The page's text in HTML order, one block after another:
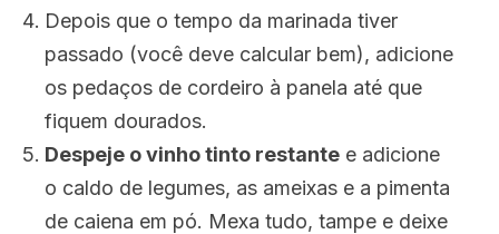
Depois que o tempo da marinada tiver
passado (você deve calcular bem), adicione
os pedaços de cordeiro à panela até que
fiquem dourados.
Despeje o vinho tinto restante e adicione
o caldo de legumes, as ameixas e a pimenta
de caiena em pó. Mexa tudo, tampe e deixe